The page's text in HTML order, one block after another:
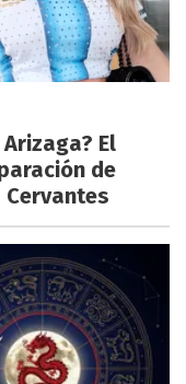
El
de
Cervantes